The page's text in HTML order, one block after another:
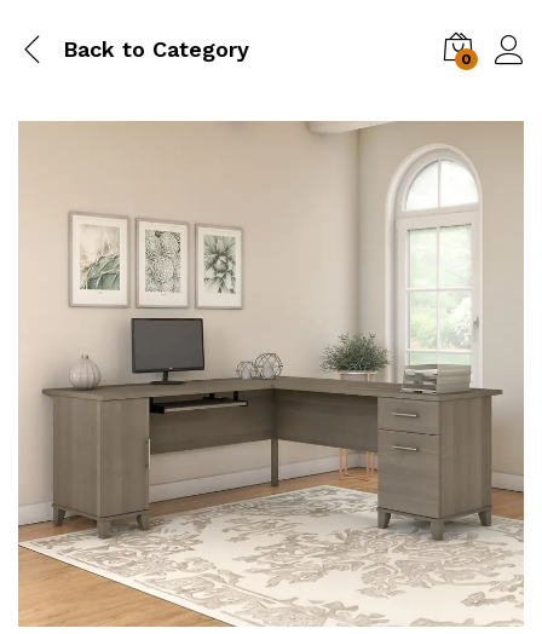
Back to Category 0